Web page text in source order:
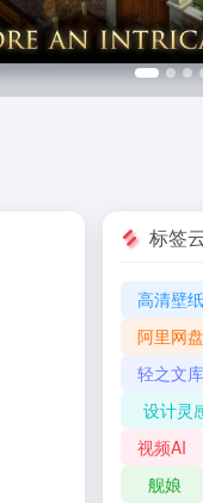
标签
高清壁
阿里网盘
轻之文库
设计灵
视频AI
舰娘